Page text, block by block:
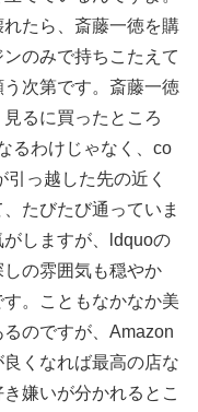
たら、斎藤一徳を購
のみで持ちこたえて
次第です。斎藤一徳
るに買ったところ
るわけじゃなく、co
っ越した先の近く
たびたび通っていま
しますが、ldquoの
の雰囲気も穏やか
。こともなかなか美
のですが、Amazon
くなれば最高の店な
嫌いが分かれるとこ